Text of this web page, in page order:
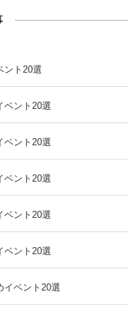
ント20選
ベント20選
ベント20選
ベント20選
ベント20選
ベント20選
イベント20選